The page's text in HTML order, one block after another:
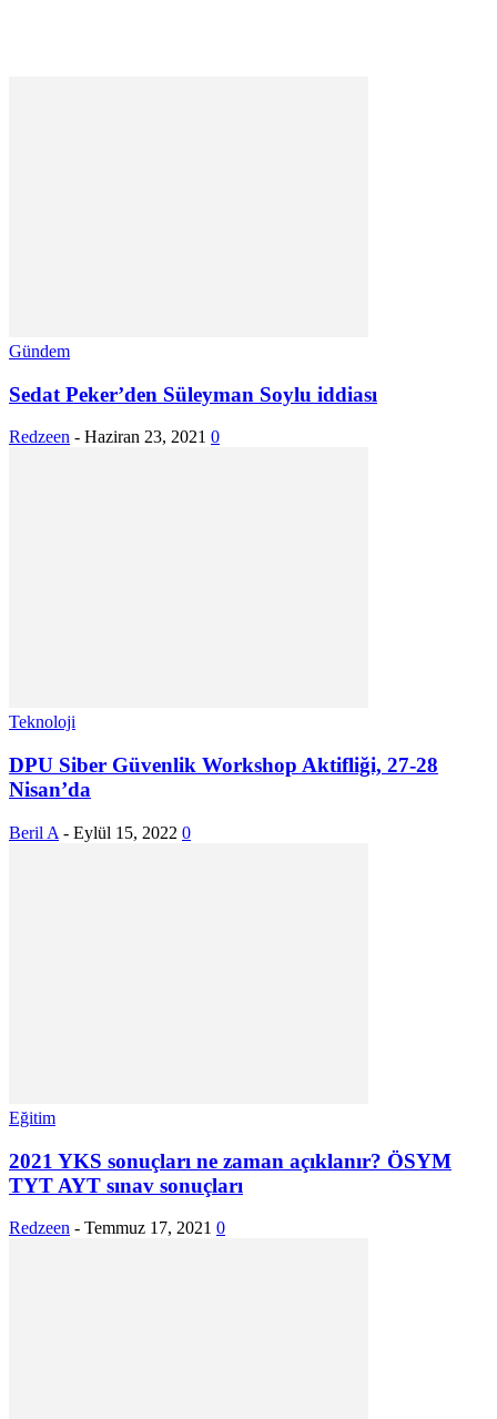
Gündem
Sedat Peker’den Süleyman Soylu iddiası
Redzeen - Haziran 23, 2021 0
Teknoloji
DPU Siber Güvenlik Workshop Aktifliği, 27-28
Nisan’da
Beril A - Eylül 15, 2022 0
Eğitim
2021 YKS sonuçları ne zaman açıklanır? ÖSYM
TYT AYT sınav sonuçları
Redzeen - Temmuz 17, 2021 0